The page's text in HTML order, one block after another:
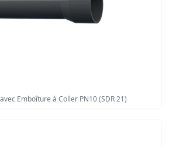
Emboîture à Coller PN10 (SDR 21)